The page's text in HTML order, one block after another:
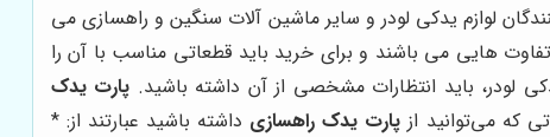
لوازم یدکی لودر و سایر ماشین آلات سنگین و راهسازی می
هایی می باشند و برای خرید باید قطعاتی مناسب با آن را
لودر، باید انتظارات مشخصی از آن داشته باشید. پارت یدک
که می‌توانید از پارت یدک راهسازی داشته باشید عبارتند از: *